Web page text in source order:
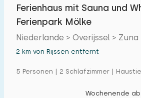
Ferienhaus mit Sauna und
Ferienpark Mölke
Niederlande > Overijssel > Zuna
2 km von Rijssen entfernt
5 Personen | 2 Schlafzimmer |
Wochenende ab